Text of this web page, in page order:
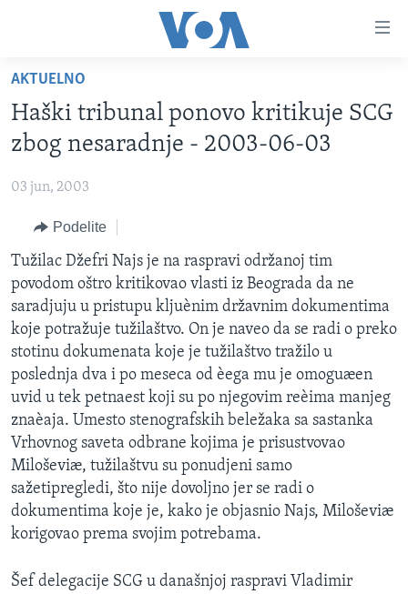
glavni
sadržaj
na
glavnu
navigaciju
pretragu
NASLOVNA
RUBRIKE
BALKAN
GLOBALNE TEME
EKONOMIJA
MEDICINA
KULTURA
DRUŠTVO
SPORT
INTERVJU
TV PROGRAM
OTVORENI STUDIO
IZ AMERIKE
PRATITE NAS
Jezici
AKTUELNO
Haški tribunal ponovo kritikuje SCG
zbog nesaradnje - 2003-06-03
03 jun, 2003
Podelite
Tužilac Džefri Najs je na raspravi održanoj tim
povodom oštro kritikovao vlasti iz Beograda da ne
saradjuju u pristupu kljuènim državnim dokumentima
koje potražuje tužilaštvo. On je naveo da se radi o preko
stotinu dokumenata koje je tužilaštvo tražilo u
poslednja dva i po meseca od èega mu je omoguæen
uvid u tek petnaest koji su po njegovim reèima manjeg
znaèaja. Umesto stenografskih beležaka sa sastanka
Vrhovnog saveta odbrane kojima je prisustvovao
Miloševiæ, tužilaštvu su ponudjeni samo
sažetipregledi, što nije dovoljno jer se radi o
dokumentima koje je, kako je objasnio Najs, Miloševiæ
korigovao prema svojim potrebama.
Šef delegacije SCG u današnjoj raspravi Vladimir